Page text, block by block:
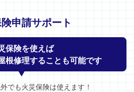
申請サポート
保険を使えば
根修理することも可能です
でも火災保険は使えます！